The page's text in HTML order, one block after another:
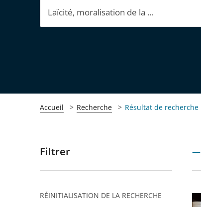
Accueil Recherche Résultat de recherche
Passer
pour
Filtrer
RÉINITIALISATION DE LA RECHERCHE
La